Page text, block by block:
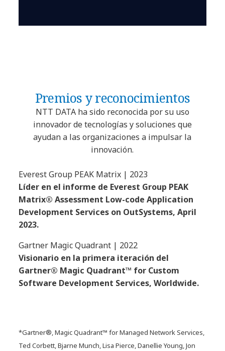
Premios y reconocimientos
NTT DATA ha sido reconocida por su uso
innovador de tecnologías y soluciones que
ayudan a las organizaciones a impulsar la
innovación.
Everest Group PEAK Matrix | 2023
Líder en el informe de Everest Group PEAK
Matrix® Assessment Low-code Application
Development Services on OutSystems, April
2023.
Gartner Magic Quadrant | 2022
Visionario en la primera iteración del
Gartner® Magic Quadrant™ for Custom
Software Development Services, Worldwide.
*Gartner®, Magic Quadrant™ for Managed Network Services,
Ted Corbett, Bjarne Munch, Lisa Pierce, Danellie Young, Jon